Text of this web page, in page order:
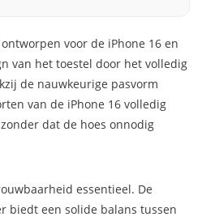
voor de iPhone 16 en
van het toestel door het volledig
de nauwkeurige pasvorm
van de iPhone 16 volledig
dat de hoes onnodig
essentieel. De
biedt een solide balans tussen